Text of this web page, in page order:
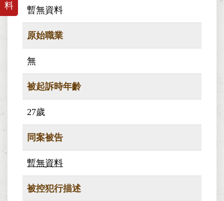
料
暫無資料
原始職業
無
被起訴時年齡
27歲
同案被告
暫無資料
被控犯行描述